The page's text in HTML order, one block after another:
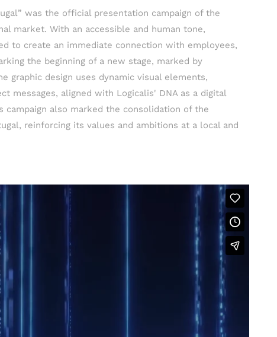
was the official presentation campaign of the
market. With an accessible and human tone,
to create an immediate connection with employees,
the beginning of a new stage, marked by
graphic design uses dynamic visual elements,
messages, aligned with Logicalis' DNA as a digital
campaign also marked the consolidation of the
reinforcing its values ​​and ambitions at a local and